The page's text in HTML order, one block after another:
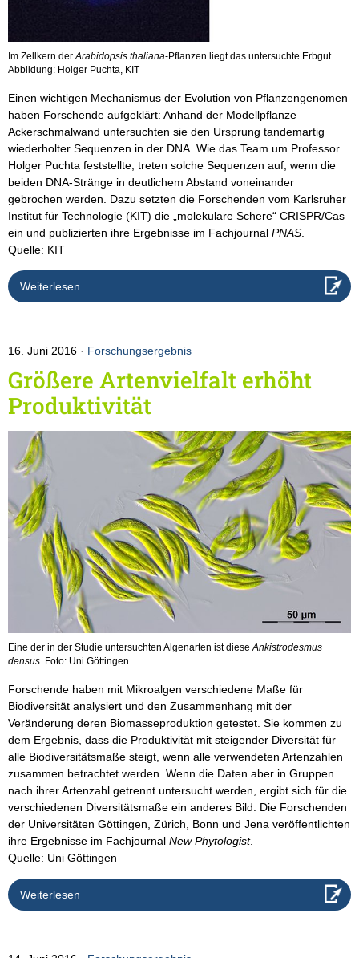
Im Zellkern derArabidopsis thaliana-Pflanzen liegt das untersuchte Erbgut.
Abbildung: Holger Puchta, KIT
Einen wichtigen Mechanismus der Evolution von Pflanzengenomen
haben Forschende aufgeklärt: Anhand der Modellpflanze
Ackerschmalwand untersuchten sie den Ursprung tandemartig
wiederholter Sequenzen in der DNA. Wie das Team um Professor
Holger Puchta feststellte, treten solche Sequenzen auf, wenn die
beiden DNA-Stränge in deutlichem Abstand voneinander
gebrochen werden. Dazu setzten die Forschenden vom Karlsruher
Institut für Technologie (KIT) die „molekulare Schere“ CRISPR/Cas
ein und publizierten ihre Ergebnisse im Fachjournal PNAS.
Quelle: KIT
Weiterlesen
16. Juni 2016 Forschungsergebnis
Größere Artenvielfalt erhöht
Produktivität
Eine der in der Studie untersuchten Algenarten ist dieseAnkistrodesmus
densus. Foto: Uni Göttingen
Forschende haben mit Mikroalgen verschiedene Maße für
Biodiversität analysiert und den Zusammenhang mit der
Veränderung deren Biomasseproduktion getestet. Sie kommen zu
dem Ergebnis, dass die Produktivität mit steigender Diversität für
alle Biodiversitätsmaße steigt, wenn alle verwendeten Artenzahlen
zusammen betrachtet werden. Wenn die Daten aber in Gruppen
nach ihrer Artenzahl getrennt untersucht werden, ergibt sich für die
verschiedenen Diversitätsmaße ein anderes Bild. Die Forschenden
der Universitäten Göttingen, Zürich, Bonn und Jena veröffentlichten
ihre Ergebnisse im Fachjournal New Phytologist.
Quelle: Uni Göttingen
Weiterlesen